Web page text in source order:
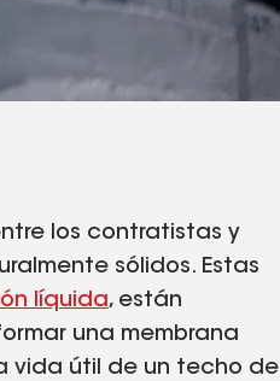
los contratistas y
sólidos. Estas
líquida, están
una membrana
vida útil de un techo de